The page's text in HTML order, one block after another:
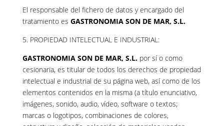
El responsable del fichero de datos y encargado del
tratamiento es GASTRONOMIA SON DE MAR, S.L.
5. PROPIEDAD INTELECTUAL E INDUSTRIAL:
GASTRONOMIA SON DE MAR, S.L.por sí o como
cesionaria, es titular de todos los derechos de propiedad
intelectual e industrial de su página web, así como de los
elementos contenidos en la misma (a título enunciativo,
imágenes, sonido, audio, vídeo, software o textos;
marcas o logotipos, combinaciones de colores,